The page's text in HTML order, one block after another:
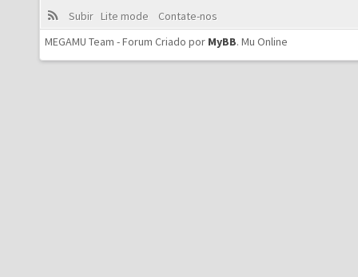
Subir Lite mode
Contate-nos
MEGAMU Team - Forum Criado por MyBB. Mu Online